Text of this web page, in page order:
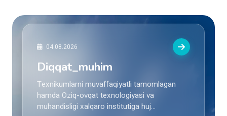
04.08.2026
Diqqat_muhim
Texnikumlarni muvaffaqiyatli tamomlagan
hamda Oziq-ovqat texnologiyasi va
muhandisligi xalqaro institutiga huj...